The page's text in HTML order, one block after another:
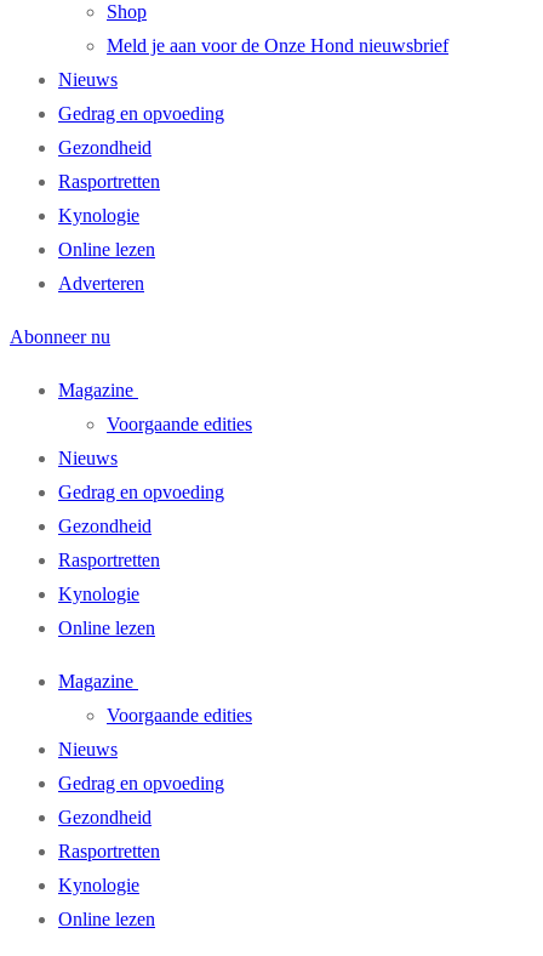
Shop
Meld je aan voor de Onze Hond nieuwsbrief
Nieuws
Gedrag en opvoeding
Gezondheid
Rasportretten
Kynologie
Online lezen
Adverteren
Abonneer nu
Magazine
Voorgaande edities
Nieuws
Gedrag en opvoeding
Gezondheid
Rasportretten
Kynologie
Online lezen
Magazine
Voorgaande edities
Nieuws
Gedrag en opvoeding
Gezondheid
Rasportretten
Kynologie
Online lezen